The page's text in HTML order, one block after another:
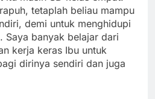
tetaplah beliau mampu
demi untuk menghidupi
Saya banyak belajar dari
kerja keras Ibu untuk
dirinya sendiri dan juga